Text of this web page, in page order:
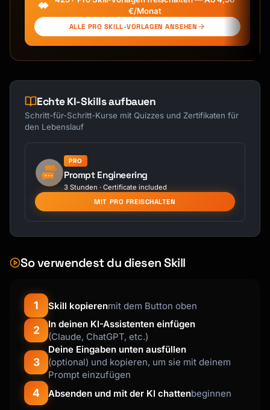
house, commercial)?
2. What's the asking rent/terms?
3. What comparable properties are renting
for?
4. How long has it been listed?
6. Any issues with the unit you want
€/Monat
ALLE PRO SKILL-VORLAGEN ANSEHEN
Echte KI-Skills aufbauen
Schritt-für-Schritt-Kurse mit Quizzes und Zertifikaten für
den Lebenslauf
PRO
Prompt Engineering
3 Stunden · Certificate included
MIT PRO FREISCHALTEN
So verwendest du diesen Skill
1 Skill kopierenmit dem Button oben
2
In deinen KI-Assistenten einfügen
(Claude, ChatGPT, etc.)
3
Deine Eingaben unten ausfüllen
(optional) und kopieren, um sie mit deinem
Prompt einzufügen
4 Absenden und mit der KI chattenbeginnen